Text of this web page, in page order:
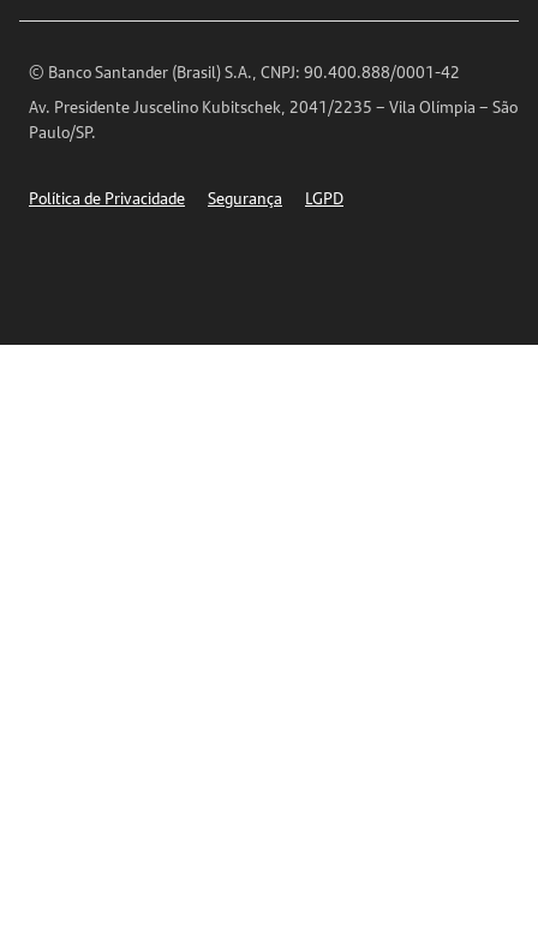
Encontre nossas agências
Horários de Atendimento
Telefones
© Banco Santander (Brasil) S.A., CNPJ: 90.400.888/0001-42
Av. Presidente Juscelino Kubitschek, 2041/2235 – Vila Olímpia – São
Paulo/SP.
Política de Privacidade Segurança LGPD